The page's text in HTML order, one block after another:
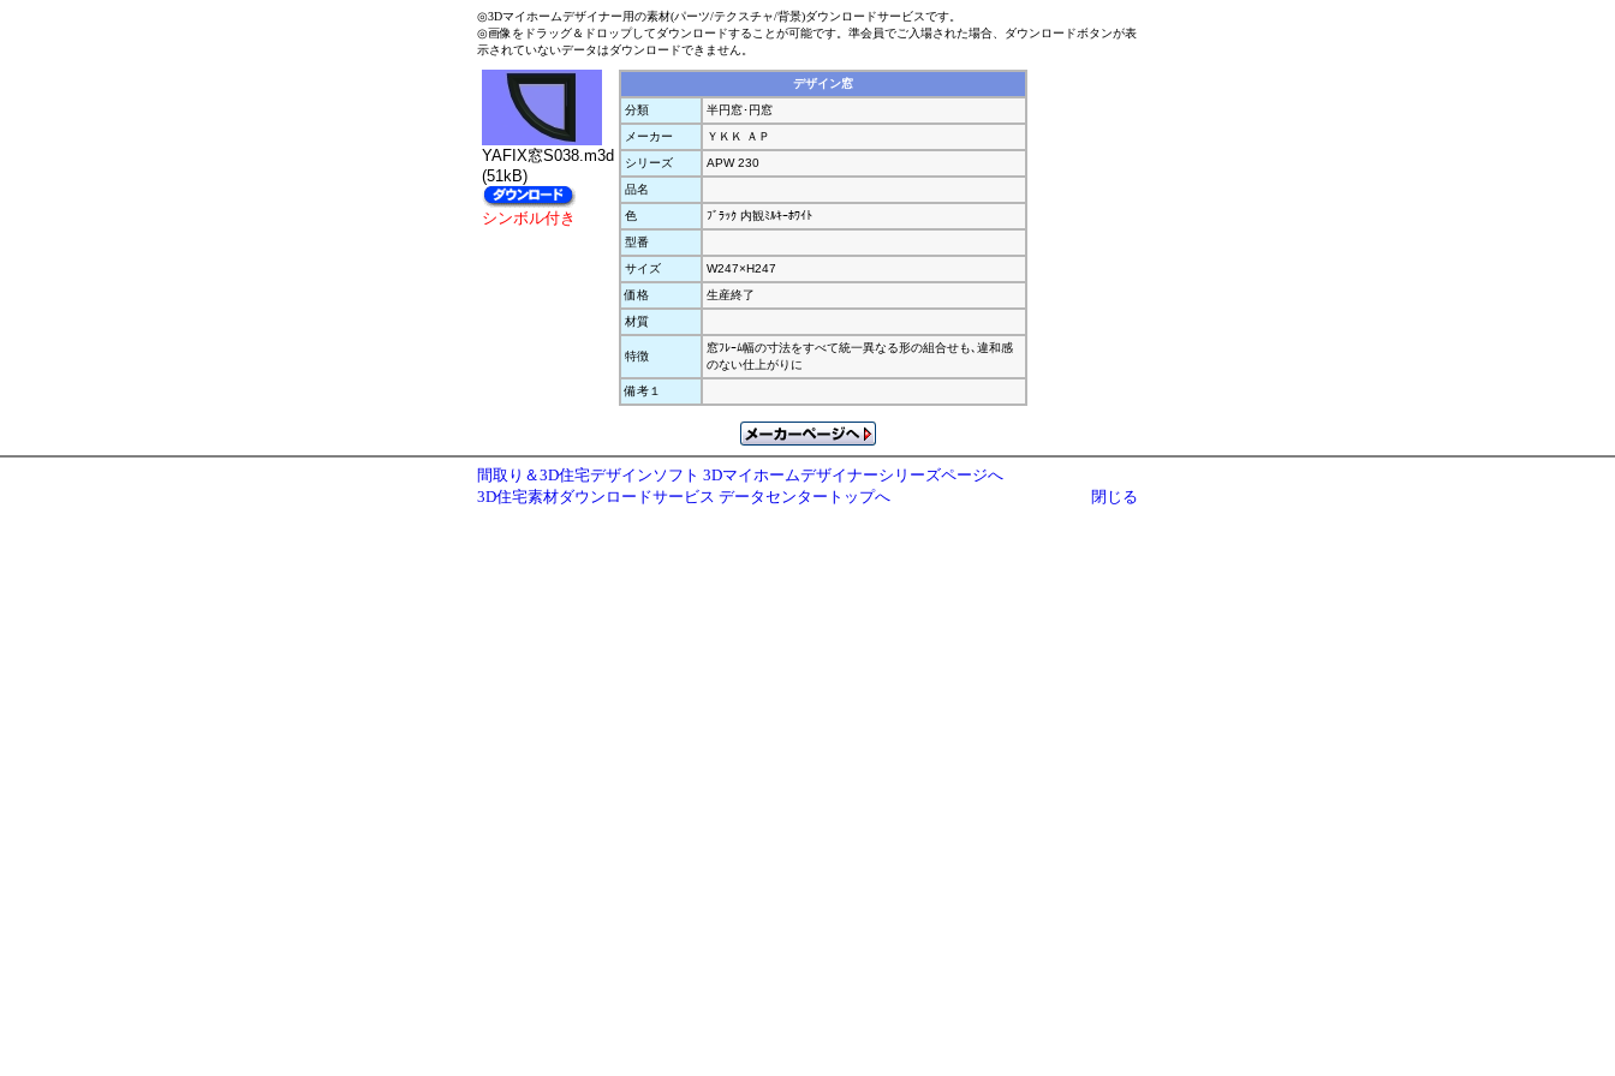
◎3Dマイホームデザイナー用の素材(パーツ/テクスチャ/背景)ダウンロードサービスです。
◎画像をドラッグ＆ドロップしてダウンロードすることが可能です。準会員でご入場された場合、ダウンロードボタンが表
示されていないデータはダウンロードできません。
YAFIX窓S038.m3d
(51kB)
シンボル付き
デザイン窓
分類
半円窓･円窓
メーカー
ＹＫＫ ＡＰ
シリーズ
APW 230
品名
色
ﾌﾞﾗｯｸ 内観ﾐﾙｷｰﾎﾜｲﾄ
型番
サイズ
W247×H247
価格
生産終了
材質
特徴
窓ﾌﾚｰﾑ幅の寸法をすべて統一異なる形の組合せも､違和感
のない仕上がりに
備考１
間取り＆3D住宅デザインソフト 3Dマイホームデザイナーシリーズページへ
3D住宅素材ダウンロードサービス データセンタートップへ
閉じる